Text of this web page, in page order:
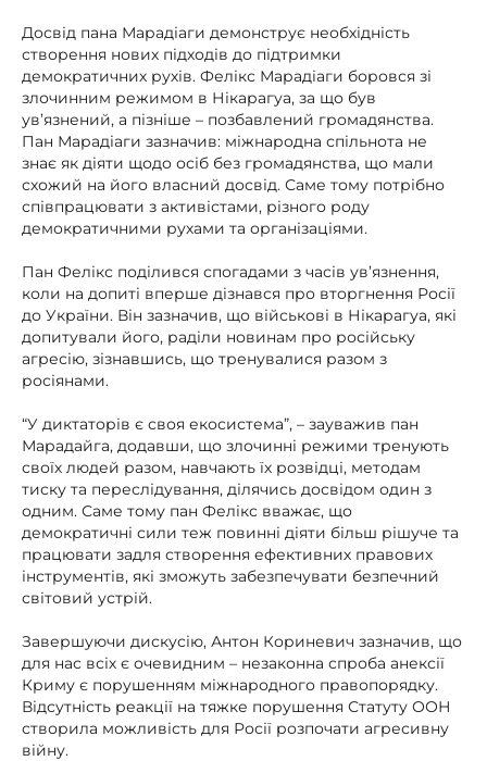
Досвід пана Марадіаги демонструє необхідність
створення нових підходів до підтримки
демократичних рухів. Фелікс Марадіаги боровся зі
злочинним режимом в Нікарагуа, за що був
ув’язнений, а пізніше – позбавлений громадянства.
Пан Марадіаги зазначив: міжнародна спільнота не
знає як діяти щодо осіб без громадянства, що мали
схожий на його власний досвід. Саме тому потрібно
співпрацювати з активістами, різного роду
демократичними рухами та організаціями.
Пан Фелікс поділився спогадами з часів ув’язнення,
коли на допиті вперше дізнався про вторгнення Росії
до України. Він зазначив, що військові в Нікарагуа, які
допитували його, раділи новинам про російську
агресію, зізнавшись, що тренувалися разом з
росіянами.
“У диктаторів є своя екосистема”, – зауважив пан
Марадайга, додавши, що злочинні режими тренують
своїх людей разом, навчають їх розвідці, методам
тиску та переслідування, ділячись досвідом один з
одним. Саме тому пан Фелікс вважає, що
демократичні сили теж повинні діяти більш рішуче та
працювати задля створення ефективних правових
інструментів, які зможуть забезпечувати безпечний
світовий устрій.
Завершуючи дискусію, Антон Кориневич зазначив, що
для нас всіх є очевидним – незаконна спроба анексії
Криму є порушенням міжнародного правопорядку.
Відсутність реакції на тяжке порушення Статуту ООН
створила можливість для Росії розпочати агресивну
війну.